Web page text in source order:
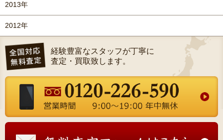
2013年
2012年
経験豊富なスタッフが丁寧に
査定・買取致します。